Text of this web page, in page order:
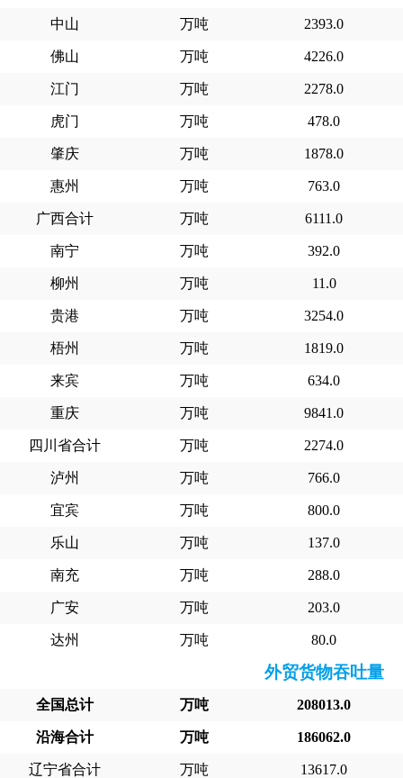
中山 万吨 2393.0
佛山 万吨 4226.0
江门 万吨 2278.0
虎门 万吨 478.0
肇庆 万吨 1878.0
惠州 万吨 763.0
广西合计 万吨 6111.0
南宁 万吨 392.0
柳州 万吨 11.0
贵港 万吨 3254.0
梧州 万吨 1819.0
来宾 万吨 634.0
重庆 万吨 9841.0
四川省合计 万吨 2274.0
泸州 万吨 766.0
宜宾 万吨 800.0
乐山 万吨 137.0
南充 万吨 288.0
广安 万吨 203.0
达州 万吨 80.0
外贸货物吞吐量
全国总计 万吨 208013.0
沿海合计 万吨 186062.0
辽宁省合计 万吨 13617.0